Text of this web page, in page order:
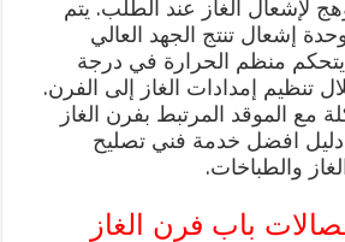
لإشعال الغاز عند الطلب. يتم
إشعال تنتج الجهد العالي
منظم الحرارة في درجة
تنظيم إمدادات الغاز إلى الفرن.
مع الموقد المرتبط بفرن الغاز
افضل خدمة فني تصليح
والطباخات.
باب فرن الغاز